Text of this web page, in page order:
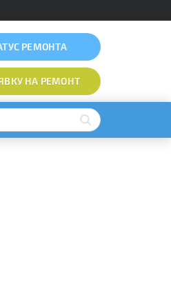
РЕМОНТА
НА РЕМОНТ